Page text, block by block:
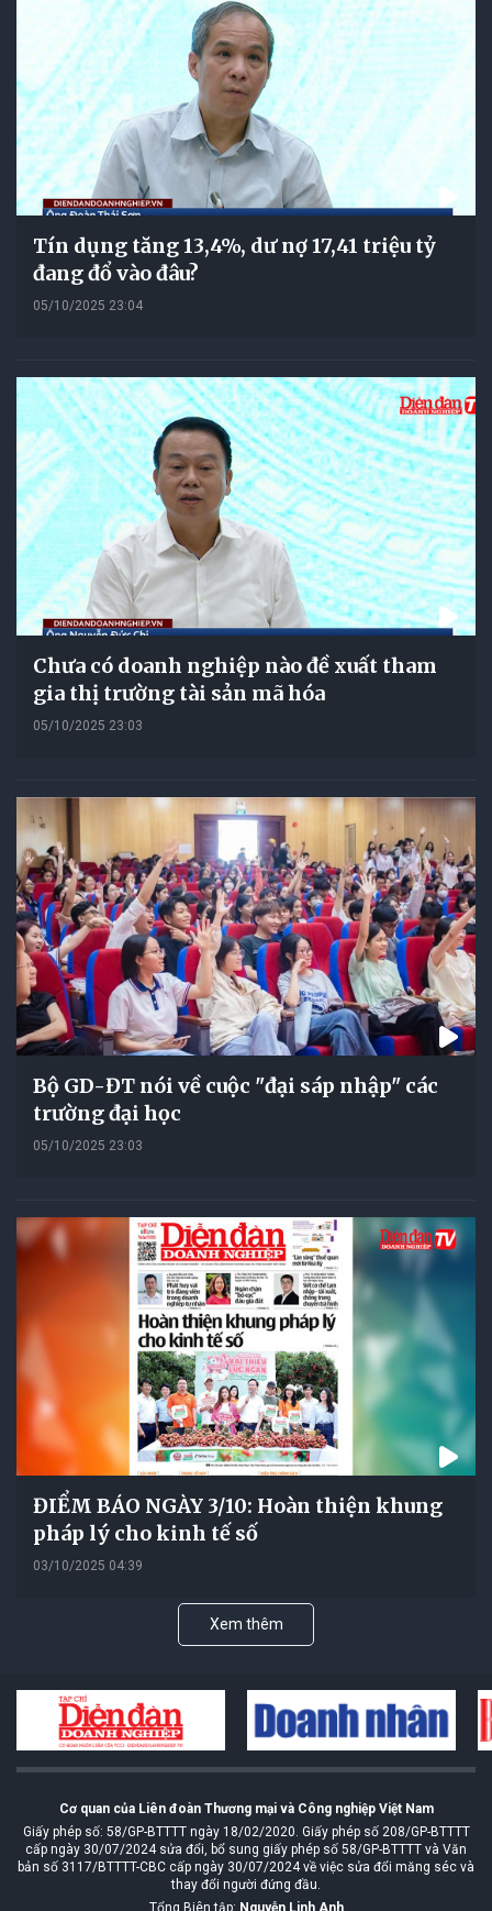
Tín dụng tăng 13,4%, dư nợ 17,41 triệu tỷ
đang đổ vào đâu?
05/10/2025 23:04
Chưa có doanh nghiệp nào đề xuất tham
gia thị trường tài sản mã hóa
05/10/2025 23:03
Bộ GD-ĐT nói về cuộc "đại sáp nhập" các
trường đại học
05/10/2025 23:03
ĐIỂM BÁO NGÀY 3/10: Hoàn thiện khung
pháp lý cho kinh tế số
03/10/2025 04:39
Xem thêm
Cơ quan của Liên đoàn Thương mại và Công nghiệp Việt Nam
Giấy phép số: 58/GP-BTTTT ngày 18/02/2020. Giấy phép số 208/GP-BTTTT
cấp ngày 30/07/2024 sửa đổi, bổ sung giấy phép số 58/GP-BTTTT và Văn
bản số 3117/BTTTT-CBC cấp ngày 30/07/2024 về việc sửa đổi măng séc và
thay đổi người đứng đầu.